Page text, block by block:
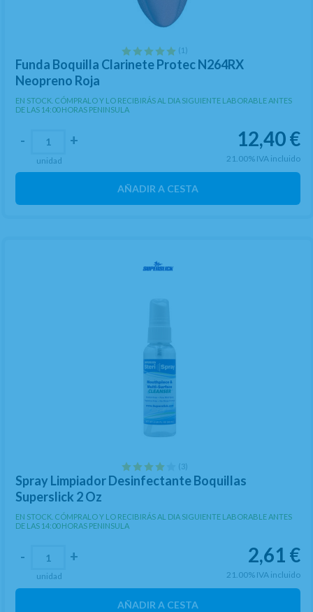
(1)
Funda Boquilla Clarinete Protec N264RX
Neopreno Roja
EN STOCK. CÓMPRALO Y LO RECIBIRÁS AL DIA SIGUIENTE LABORABLE ANTES
DE LAS 14:00 HORAS PENINSULA
12,40€
21.00% IVA incluido
- +
unidad
AÑADIR A CESTA
(3)
Spray Limpiador Desinfectante Boquillas
Superslick 2 Oz
EN STOCK. CÓMPRALO Y LO RECIBIRÁS AL DIA SIGUIENTE LABORABLE ANTES
DE LAS 14:00 HORAS PENINSULA
2,61 €
21.00% IVA incluido
- +
unidad
AÑADIR A CESTA